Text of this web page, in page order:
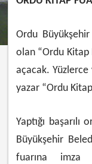
Ordu
olan “Ordu Kitap
açacak.
yazar “Ordu
Yaptığı
Büyükşehir
fuarına imza